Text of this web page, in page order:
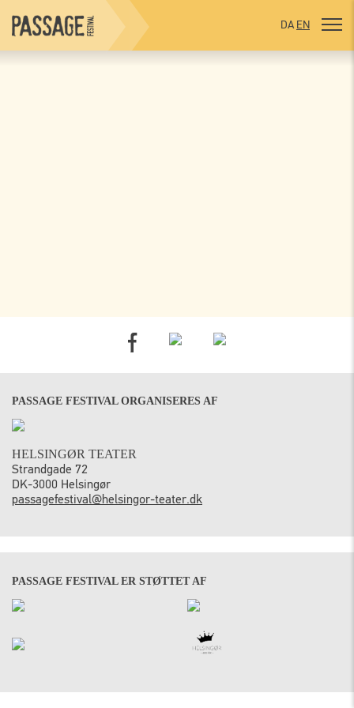
DA EN
PASSAGE FESTIVAL ORGANISERES AF
HELSINGØR TEATER
Strandgade 72
DK-3000 Helsingør
passagefestival@helsingor-teater.dk
PASSAGE FESTIVAL ER STØTTET AF